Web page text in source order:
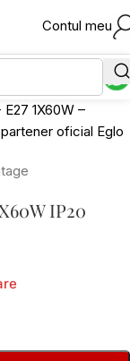
Contul meu
IP20